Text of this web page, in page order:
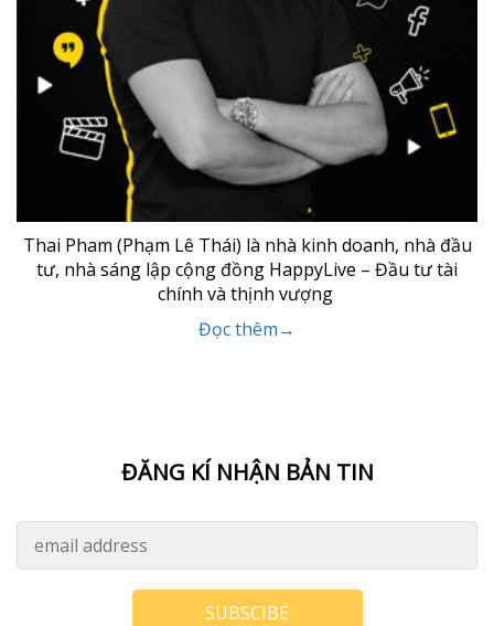
Thai Pham (Phạm Lê Thái) là nhà kinh doanh, nhà đầu
tư, nhà sáng lập cộng đồng HappyLive – Đầu tư tài
chính và thịnh vượng
Đọc thêm→
ĐĂNG KÍ NHẬN BẢN TIN
SUBSCIBE